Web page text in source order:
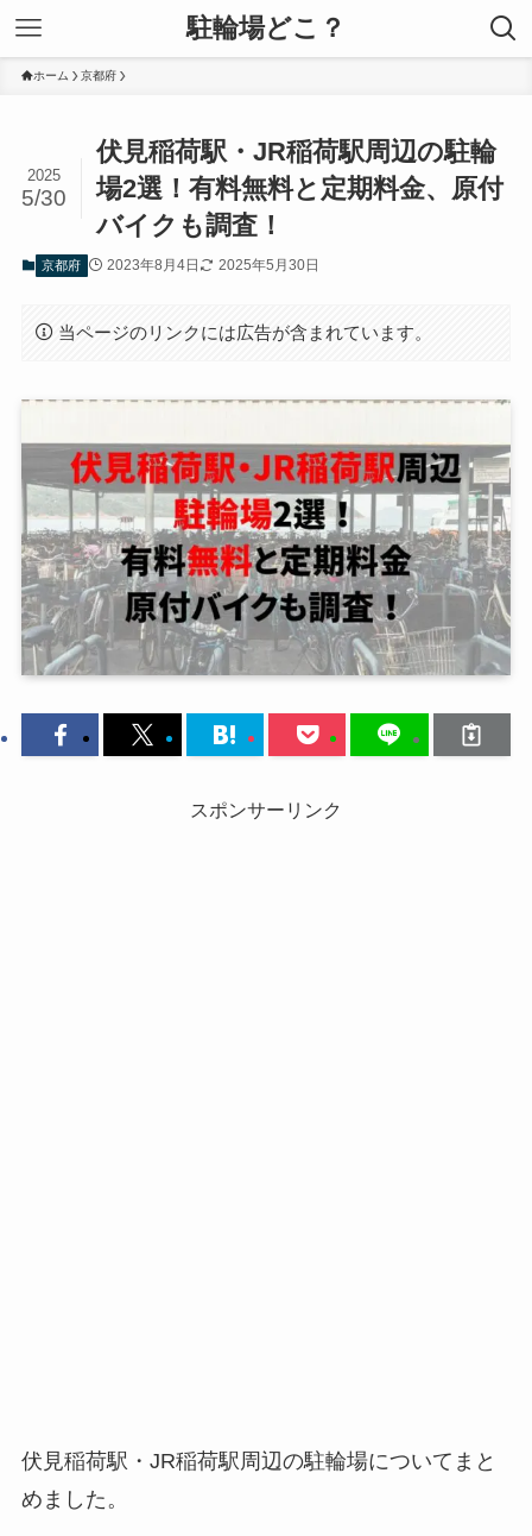
駐輪場どこ？
ホーム 京都府
伏見稲荷駅・JR稲荷駅周辺の駐輪
場2選！有料無料と定期料金、原付
バイクも調査！
2025
5/30
京都府 2023年8月4日 2025年5月30日
当ページのリンクには広告が含まれています。
スポンサーリンク
伏見稲荷駅・JR稲荷駅周辺の駐輪場についてまと
めました。